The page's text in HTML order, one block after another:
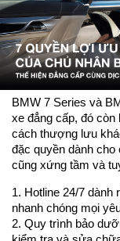
BMW 7 Series và
xe đẳng cấp, đó
cách thượng lưu
đặc quyền dành
cũng xứng tầm và
1. Hotline 24/7 dành
nhanh chóng mọi
2. Quy trình bảo